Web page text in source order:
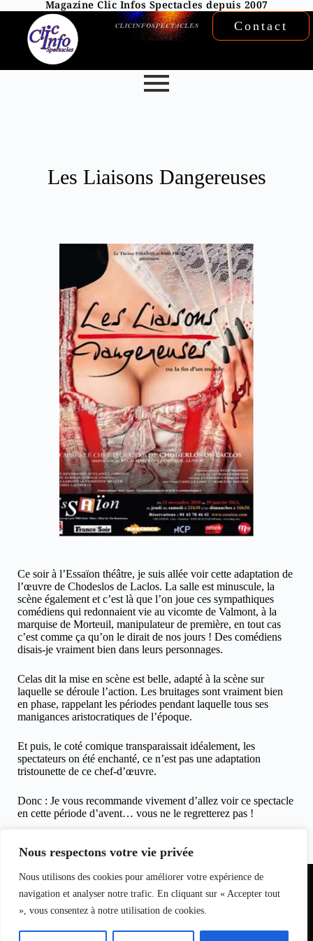
Nous respectons votre vie privée
Nous utilisons des cookies pour améliorer votre expérience de
navigation et analyser notre trafic. En cliquant sur « Accepter tout
», vous consentez à notre utilisation de cookies.
Magazine Clic Infos Spectacles depuis 2007
Contact
Les Liaisons Dangereuses
Ce soir à l’Essaïon théâtre, je suis allée voir cette adaptation de
l’œuvre de Chodeslos de Laclos. La salle est minuscule, la
scène également et c’est là que l’on joue ces sympathiques
comédiens qui redonnaient vie au vicomte de Valmont, à la
marquise de Morteuil, manipulateur de première, en tout cas
c’est comme ça qu’on le dirait de nos jours ! Des comédiens
disais-je vraiment bien dans leurs personnages.
Celas dit la mise en scène est belle, adapté à la scène sur
laquelle se déroule l’action. Les bruitages sont vraiment bien
en phase, rappelant les périodes pendant laquelle tous ses
manigances aristocratiques de l’époque.
Et puis, le coté comique transparaissait idéalement, les
spectateurs on été enchanté, ce n’est pas une adaptation
tristounette de ce chef-d’œuvre.
Donc : Je vous recommande vivement d’allez voir ce spectacle
en cette période d’avent… vous ne le regretterez pas !
Claudie Fournier le 25 novembre 2010 pour clicinfospectacles
Equipe du
magazine
Contact Partenariat
nfo
pectacle